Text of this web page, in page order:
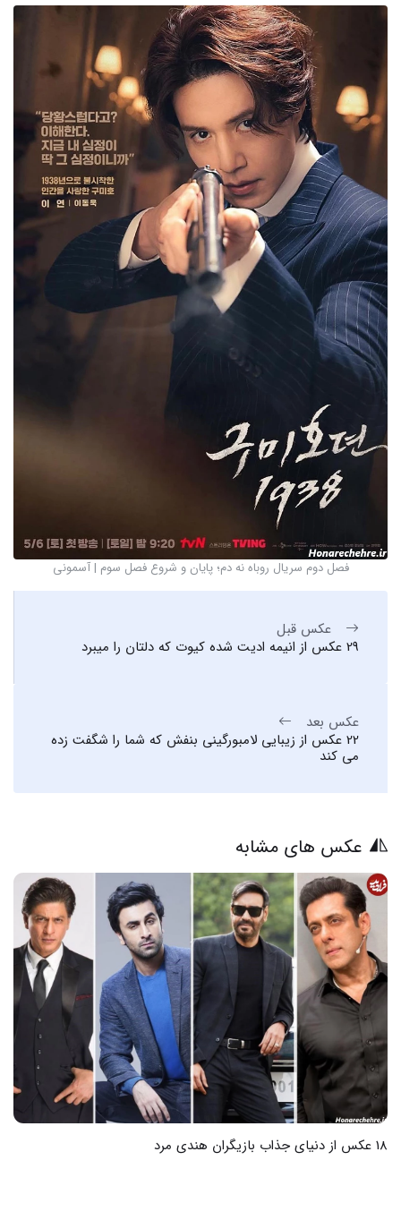
فصل دوم سریال روباه نه دم؛ پایان و شروع فصل سوم | آسمونی
عکس قبل
29 عکس از انیمه ادیت شده کیوت که دلتان را میبرد
عکس بعد
22 عکس از زیبایی لامبورگینی بنفش که شما را شگفت زده
می کند
عکس های مشابه